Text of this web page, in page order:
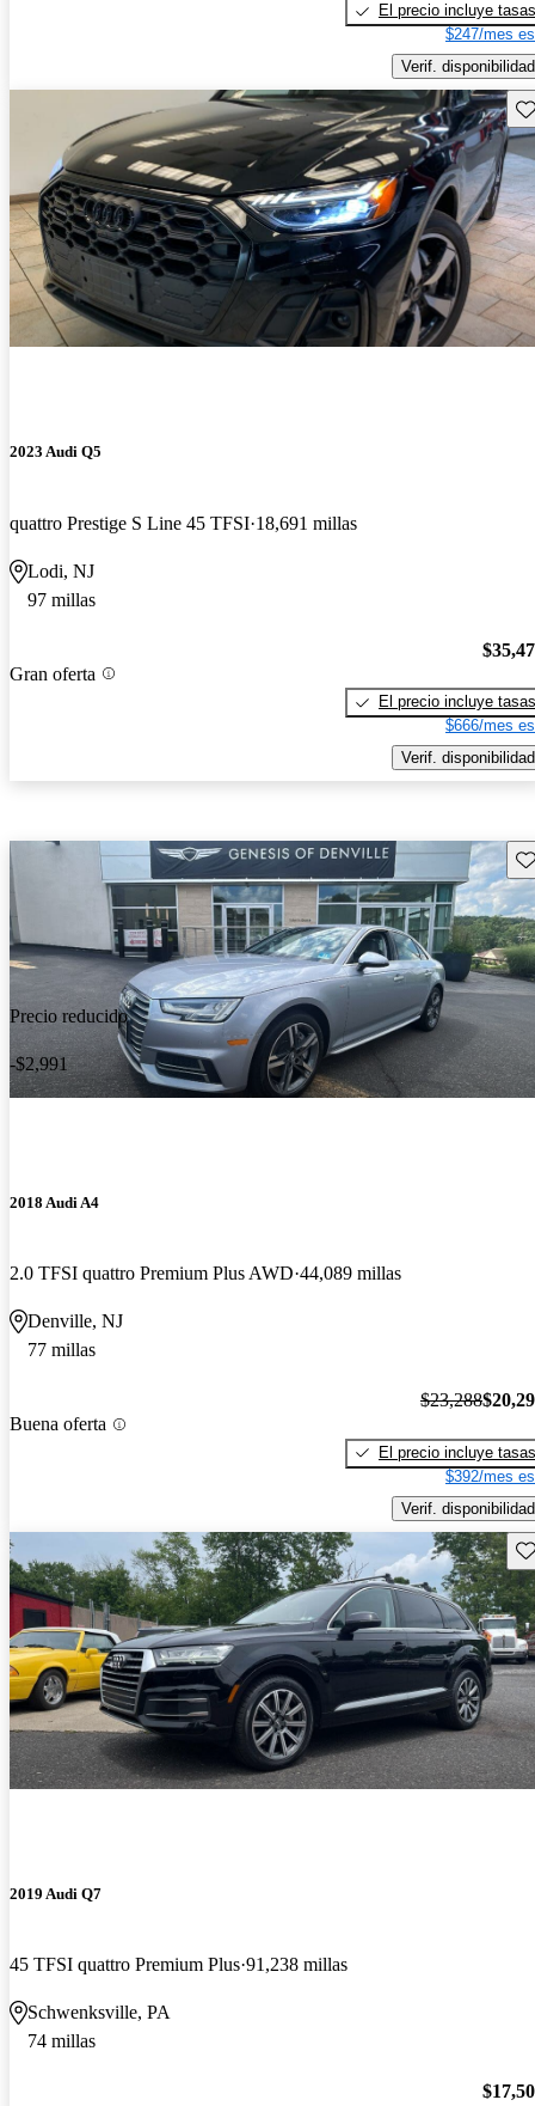
El precio incluye tasas
$247/mes
Verif. disponibilidad
2023 Audi Q5
quattro Prestige S Line 45 TFSI 18,691 millas
Lodi, NJ
97 millas
Gran oferta
El precio incluye tasas
$666/mes
Verif. disponibilidad
Precio reducido
-$2,991
2018 Audi A4
2.0 TFSI quattro Premium Plus AWD 44,089 millas
Denville, NJ
77 millas
Buena oferta
$23,288
El precio incluye tasas
$392/mes
Verif. disponibilidad
2019 Audi Q7
45 TFSI quattro Premium Plus 91,238 millas
Schwenksville, PA
74 millas